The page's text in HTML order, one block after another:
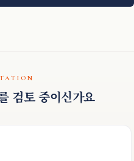
검토 중이신가요